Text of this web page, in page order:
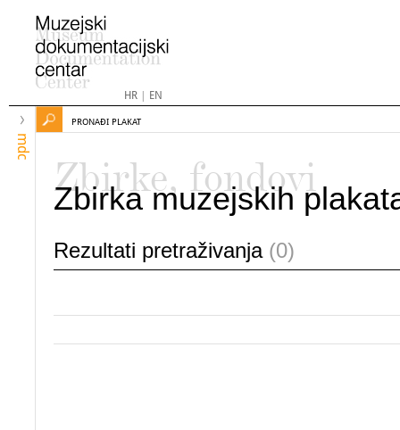
HR| EN
mdc
PRONAĐI PLAKAT
Zbirke, fondovi
Zbirka muzejskih
Rezultati pretraživanja (0)